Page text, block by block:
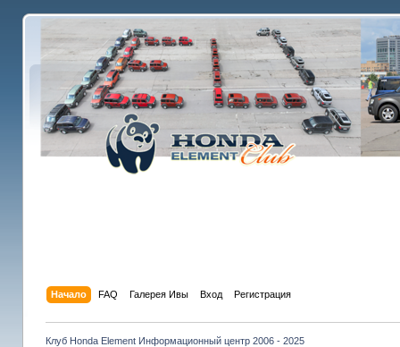
Начало FAQ Галерея Ивы Вход Регистрация
Клуб Honda Element Информационный центр 2006 - 2025